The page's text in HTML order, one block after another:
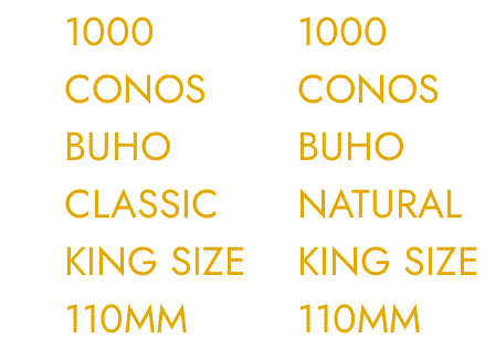
1000
CONOS
BUHO
CLASSIC
KING SIZE
110MM
1000
CONOS
BUHO
NATURAL
KING SIZE
110MM